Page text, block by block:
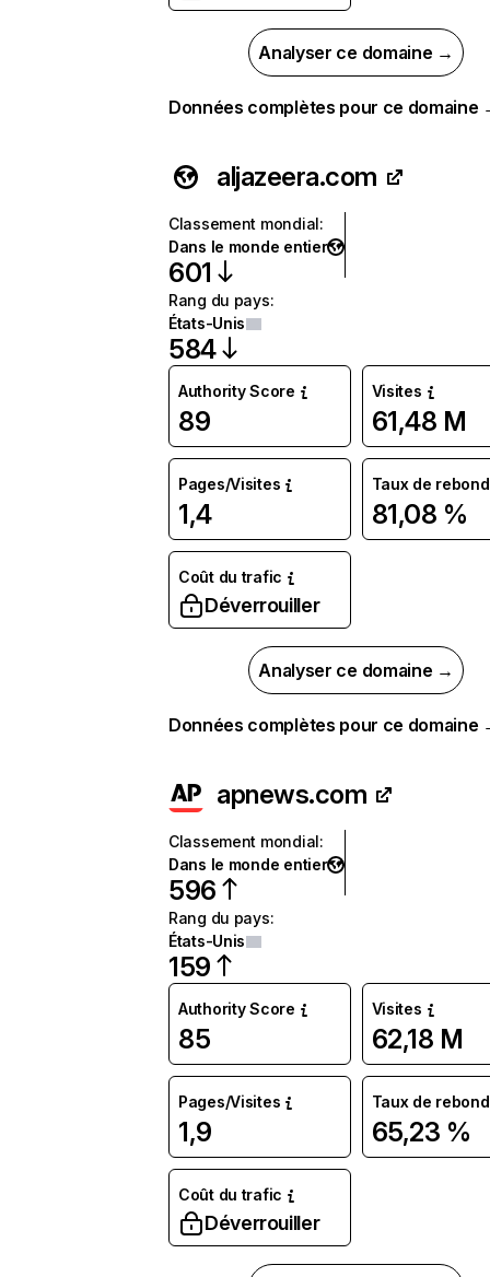
Analyser ce domaine →
Données complètes pour ce domaine
aljazeera.com
Classement mondial:
Dans le monde entier
601
Rang du pays:
États-Unis
584
Authority Score
89
Visites
61,48 M
Pages/Visites
1,4
Taux de rebond
81,08 %
Coût du trafic
Déverrouiller
Analyser ce domaine →
Données complètes pour ce domaine
apnews.com
Classement mondial:
Dans le monde entier
596
Rang du pays:
États-Unis
159
Authority Score
85
Visites
62,18 M
Pages/Visites
1,9
Taux de rebond
65,23 %
Coût du trafic
Déverrouiller